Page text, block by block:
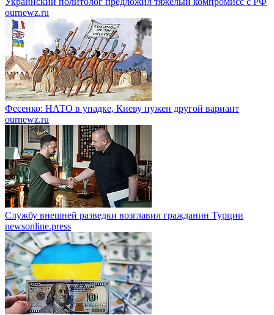
ournewz.ru
Фесенко: НАТО в упадке, Киеву нужен другой вариант
ournewz.ru
Службу внешней разведки возглавил гражданин Турции
newsonline.press